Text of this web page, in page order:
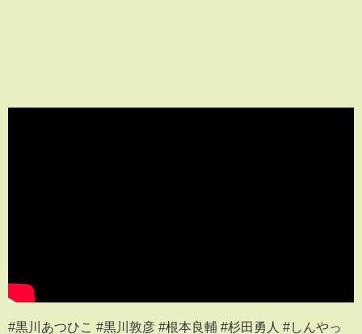
#黒川あつひこ #黒川敦彦 #根本良輔 #杉田勇人 #しんやっ